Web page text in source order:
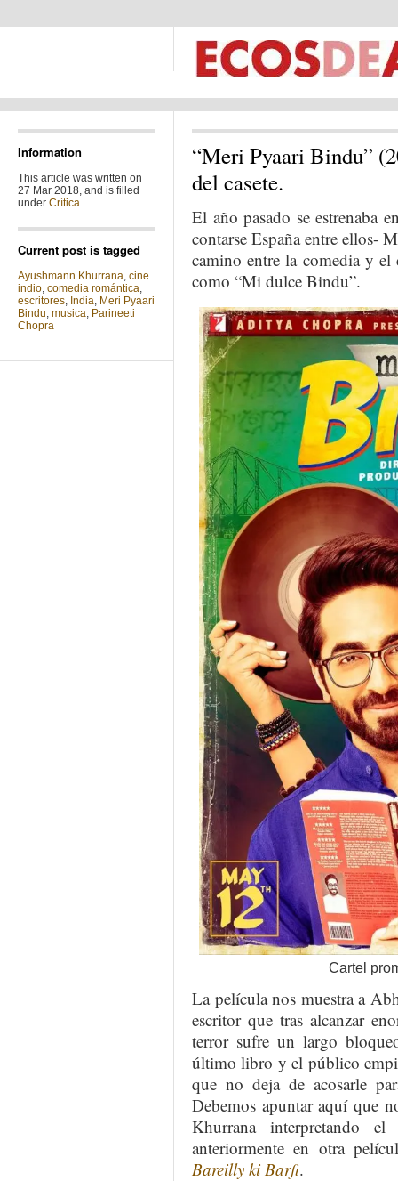
Information
This article was written on
27 Mar 2018, and is filled
under Crítica.
Current post is tagged
Ayushmann Khurrana, cine
indio, comedia romántica,
escritores, India, Meri Pyaari
Bindu, musica, Parineeti
Chopra
“Meri Pyaari Bindu”
del casete.
El año pasado se estrenaba
contarse España entre ellos-
camino entre la comedia y
como “Mi dulce Bindu”.
Cartel
La película nos muestra a
escritor que tras alcanzar
terror sufre un largo
último libro y el público
que no deja de acosarle
Debemos apuntar aquí que
Khurrana interpretando
anteriormente en otra
Bareilly ki Barfi.